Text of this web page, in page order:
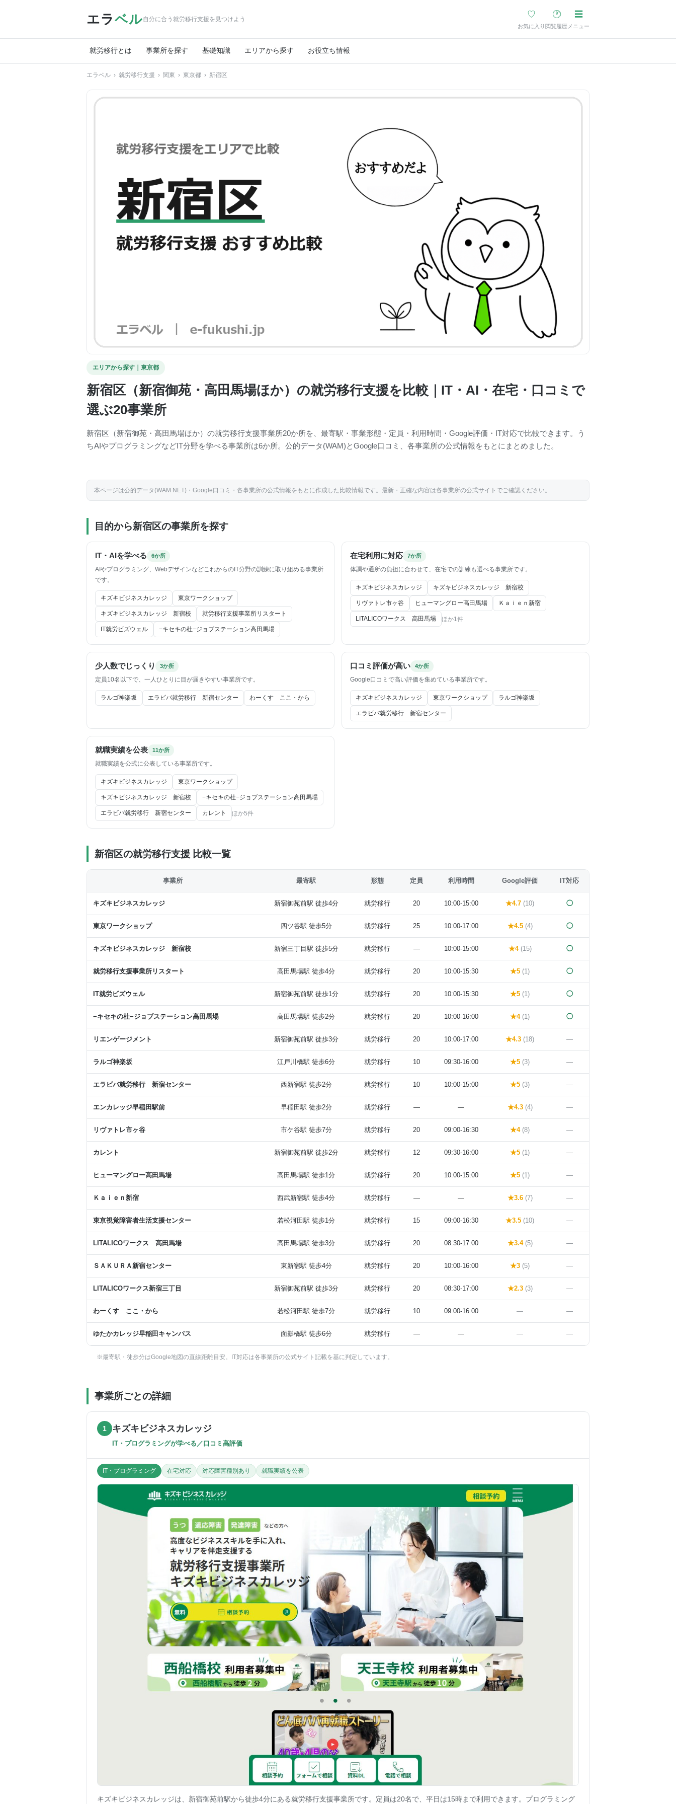
エラベル自分に合う就労移行支援を見つけよう ♡
お気に入り
🕐
閲覧履歴
☰
メニュー
就労移行とは 事業所を探す 基礎知識 エリアから探す お役立ち情報
エラベル › 就労移行支援 › 関東 › 東京都 › 新宿区
エリアから探す｜東京都
新宿区（新宿御苑・高田馬場ほか）の就労移行支援を比較｜IT・AI・在宅・口コミで
選ぶ20事業所
新宿区（新宿御苑・高田馬場ほか）の就労移行支援事業所20か所を、最寄駅・事業形態・定員・利用時間・Google評価・IT対応で比較できます。う
ちAIやプログラミングなどIT分野を学べる事業所は6か所。公的データ(WAM)とGoogle口コミ、各事業所の公式情報をもとにまとめました。
本ページは公的データ(WAM NET)・Google口コミ・各事業所の公式情報をもとに作成した比較情報です。最新・正確な内容は各事業所の公式サイトでご確認ください。
目的から新宿区の事業所を探す
IT・AIを学べる 6か所
AIやプログラミング、WebデザインなどこれからのIT分野の訓練に取り組める事業所
です。
キズキビジネスカレッジ 東京ワークショップ
キズキビジネスカレッジ 新宿校 就労移行支援事業所リスタート
IT就労ビズウェル −キセキの杜−ジョブステーション高田馬場
在宅利用に対応 7か所
体調や通所の負担に合わせて、在宅での訓練も選べる事業所です。
キズキビジネスカレッジ キズキビジネスカレッジ 新宿校
リヴァトレ市ヶ谷 ヒューマングロー高田馬場 Ｋａｉｅｎ新宿
LITALICOワークス 高田馬場 ほか1件
少人数でじっくり 3か所
定員10名以下で、一人ひとりに目が届きやすい事業所です。
ラルゴ神楽坂 エラビバ就労移行 新宿センター わーくす ここ・から
口コミ評価が高い 4か所
Google口コミで高い評価を集めている事業所です。
キズキビジネスカレッジ 東京ワークショップ ラルゴ神楽坂
エラビバ就労移行 新宿センター
就職実績を公表 11か所
就職実績を公式に公表している事業所です。
キズキビジネスカレッジ 東京ワークショップ
キズキビジネスカレッジ 新宿校 −キセキの杜−ジョブステーション高田馬場
エラビバ就労移行 新宿センター カレント ほか5件
新宿区の就労移行支援 比較一覧
事業所 最寄駅 形態 定員 利用時間 Google評価 IT対応
キズキビジネスカレッジ 新宿御苑前駅 徒歩4分 就労移行 20 10:00-15:00 ★4.7 (10) ◯
東京ワークショップ 四ツ谷駅 徒歩5分 就労移行 25 10:00-17:00 ★4.5 (4) ◯
キズキビジネスカレッジ 新宿校 新宿三丁目駅 徒歩5分 就労移行 — 10:00-15:00 ★4 (15) ◯
就労移行支援事業所リスタート 高田馬場駅 徒歩4分 就労移行 20 10:00-15:30 ★5 (1) ◯
IT就労ビズウェル 新宿御苑前駅 徒歩1分 就労移行 20 10:00-15:30 ★5 (1) ◯
−キセキの杜−ジョブステーション高田馬場 高田馬場駅 徒歩2分 就労移行 20 10:00-16:00 ★4 (1) ◯
リエンゲージメント 新宿御苑前駅 徒歩3分 就労移行 20 10:00-17:00 ★4.3 (18) —
ラルゴ神楽坂 江戸川橋駅 徒歩6分 就労移行 10 09:30-16:00 ★5 (3) —
エラビバ就労移行 新宿センター 西新宿駅 徒歩2分 就労移行 10 10:00-15:00 ★5 (3) —
エンカレッジ早稲田駅前 早稲田駅 徒歩2分 就労移行 — — ★4.3 (4) —
リヴァトレ市ヶ谷 市ケ谷駅 徒歩7分 就労移行 20 09:00-16:30 ★4 (8) —
カレント 新宿御苑前駅 徒歩2分 就労移行 12 09:30-16:00 ★5 (1) —
ヒューマングロー高田馬場 高田馬場駅 徒歩1分 就労移行 20 10:00-15:00 ★5 (1) —
Ｋａｉｅｎ新宿 西武新宿駅 徒歩4分 就労移行 — — ★3.6 (7) —
東京視覚障害者生活支援センター 若松河田駅 徒歩1分 就労移行 15 09:00-16:30 ★3.5 (10) —
LITALICOワークス 高田馬場 高田馬場駅 徒歩3分 就労移行 20 08:30-17:00 ★3.4 (5) —
ＳＡＫＵＲＡ新宿センター 東新宿駅 徒歩4分 就労移行 20 10:00-16:00 ★3 (5) —
LITALICOワークス新宿三丁目 新宿御苑前駅 徒歩3分 就労移行 20 08:30-17:00 ★2.3 (3) —
わーくす ここ・から 若松河田駅 徒歩7分 就労移行 10 09:00-16:00 — —
ゆたかカレッジ早稲田キャンパス 面影橋駅 徒歩6分 就労移行 — — — —
※最寄駅・徒歩分はGoogle地図の直線距離目安。IT対応は各事業所の公式サイト記載を基に判定しています。
事業所ごとの詳細
1 キズキビジネスカレッジ
IT・プログラミングが学べる／口コミ高評価
IT・プログラミング 在宅対応 対応障害種別あり 就職実績を公表
キズキビジネスカレッジは、新宿御苑前駅から徒歩4分にある就労移行支援事業所です。定員は20名で、平日は15時まで利用できます。プログラミング